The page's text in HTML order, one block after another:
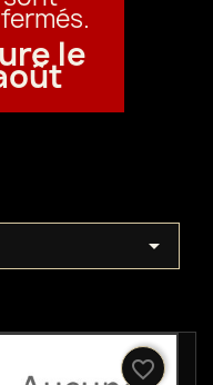
le

favorite_border